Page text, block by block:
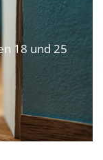
18 und 25